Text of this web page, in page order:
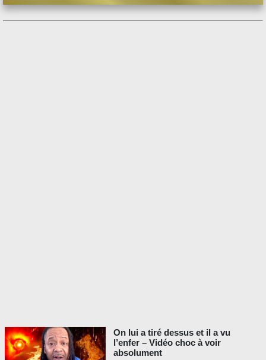
On lui a tiré dessus et il a vu
l’enfer – Vidéo choc à voir
absolument